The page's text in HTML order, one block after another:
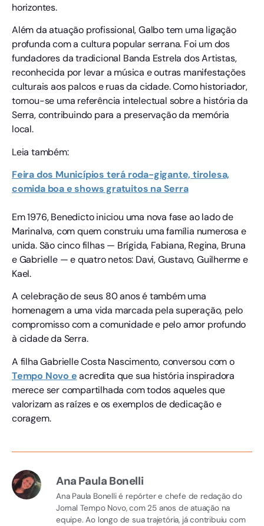
horizontes.
Além da atuação profissional, Galbo tem uma ligação
profunda com a cultura popular serrana. Foi um dos
fundadores da tradicional Banda Estrela dos Artistas,
reconhecida por levar a música e outras manifestações
culturais aos palcos e ruas da cidade. Como historiador,
tornou-se uma referência intelectual sobre a história da
Serra, contribuindo para a preservação da memória
local.
Leia também:
Feira dos Municípios terá roda-gigante, tirolesa,
comida boa e shows gratuitos na Serra
Em 1976, Benedicto iniciou uma nova fase ao lado de
Marinalva, com quem construiu uma família numerosa e
unida. São cinco filhas — Brígida, Fabiana, Regina, Bruna
e Gabrielle — e quatro netos: Davi, Gustavo, Guilherme e
Kael.
A celebração de seus 80 anos é também uma
homenagem a uma vida marcada pela superação, pelo
compromisso com a comunidade e pelo amor profundo
à cidade da Serra.
A filha Gabrielle Costa Nascimento, conversou com o
Tempo Novo eacredita que sua história inspiradora
merece ser compartilhada com todos aqueles que
valorizam as raízes e os exemplos de dedicação e
coragem.
Ana Paula Bonelli
Ana Paula Bonelli é repórter e chefe de redação do
Jornal Tempo Novo, com 25 anos de atuação na
equipe. Ao longo de sua trajetória, já contribuiu com